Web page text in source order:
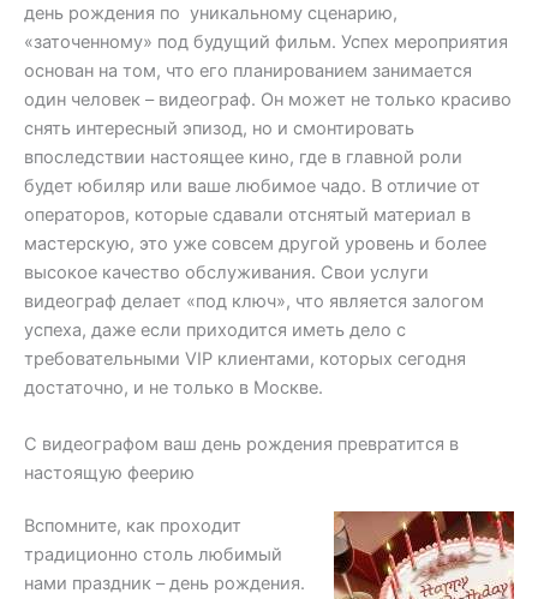
день рождения по уникальному сценарию,
«заточенному» под будущий фильм. Успех мероприятия
основан на том, что его планированием занимается
один человек – видеограф. Он может не только красиво
снять интересный эпизод, но и смонтировать
впоследствии настоящее кино, где в главной роли
будет юбиляр или ваше любимое чадо. В отличие от
операторов, которые сдавали отснятый материал в
мастерскую, это уже совсем другой уровень и более
высокое качество обслуживания. Свои услуги
видеограф делает «под ключ», что является залогом
успеха, даже если приходится иметь дело с
требовательными VIP клиентами, которых сегодня
достаточно, и не только в Москве.
С видеографом ваш день рождения превратится в
настоящую феерию
Вспомните, как проходит
традиционно столь любимый
нами праздник – день рождения.